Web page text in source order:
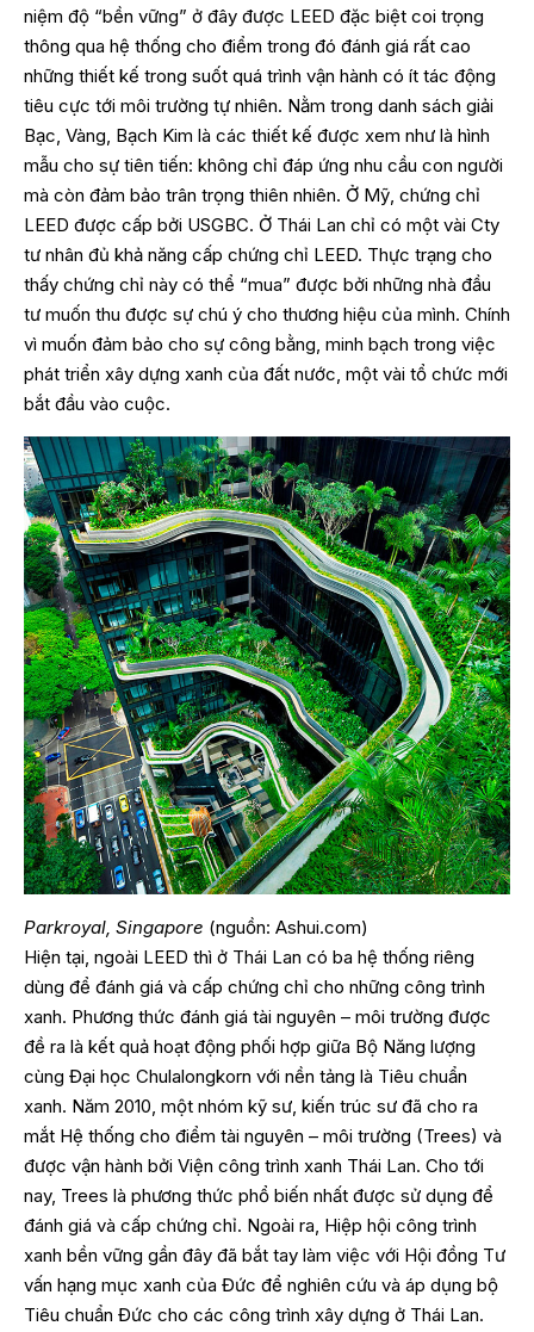
niệm độ “bền vững” ở đây được LEED đặc biệt coi trọng
thông qua hệ thống cho điểm trong đó đánh giá rất cao
những thiết kế trong suốt quá trình vận hành có ít tác động
tiêu cực tới môi trường tự nhiên. Nằm trong danh sách giải
Bạc, Vàng, Bạch Kim là các thiết kế được xem như là hình
mẫu cho sự tiên tiến: không chỉ đáp ứng nhu cầu con người
mà còn đảm bảo trân trọng thiên nhiên. Ở Mỹ, chứng chỉ
LEED được cấp bởi USGBC. Ở Thái Lan chỉ có một vài Cty
tư nhân đủ khả năng cấp chứng chỉ LEED. Thực trạng cho
thấy chứng chỉ này có thể “mua” được bởi những nhà đầu
tư muốn thu được sự chú ý cho thương hiệu của mình. Chính
vì muốn đảm bảo cho sự công bằng, minh bạch trong việc
phát triển xây dựng xanh của đất nước, một vài tổ chức mới
bắt đầu vào cuộc.
Parkroyal, Singapore (nguồn: Ashui.com)
Hiện tại, ngoài LEED thì ở Thái Lan có ba hệ thống riêng
dùng để đánh giá và cấp chứng chỉ cho những công trình
xanh. Phương thức đánh giá tài nguyên – môi trường được
đề ra là kết quả hoạt động phối hợp giữa Bộ Năng lượng
cùng Đại học Chulalongkorn với nền tảng là Tiêu chuẩn
xanh. Năm 2010, một nhóm kỹ sư, kiến trúc sư đã cho ra
mắt Hệ thống cho điểm tài nguyên – môi trường (Trees) và
được vận hành bởi Viện công trình xanh Thái Lan. Cho tới
nay, Trees là phương thức phổ biến nhất được sử dụng để
đánh giá và cấp chứng chỉ. Ngoài ra, Hiệp hội công trình
xanh bền vững gần đây đã bắt tay làm việc với Hội đồng Tư
vấn hạng mục xanh của Đức để nghiên cứu và áp dụng bộ
Tiêu chuẩn Đức cho các công trình xây dựng ở Thái Lan.